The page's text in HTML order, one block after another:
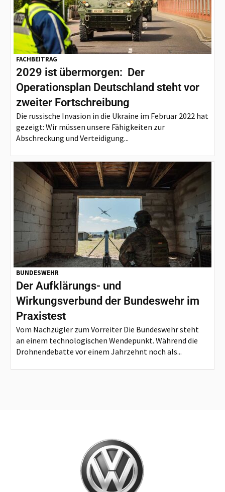
FACHBEITRAG
2029 ist übermorgen: Der
Operationsplan Deutschland steht vor
zweiter Fortschreibung
Die russische Invasion in die Ukraine im Februar 2022 hat
gezeigt: Wir müssen unsere Fähigkeiten zur
Abschreckung und Verteidigung...
BUNDESWEHR
Der Aufklärungs- und
Wirkungsverbund der Bundeswehr im
Praxistest
Vom Nachzügler zum Vorreiter Die Bundeswehr steht
an einem technologischen Wendepunkt. Während die
Drohnendebatte vor einem Jahrzehnt noch als...